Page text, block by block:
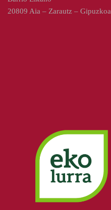
20809 Aia – Zarautz – Gipuzkoa